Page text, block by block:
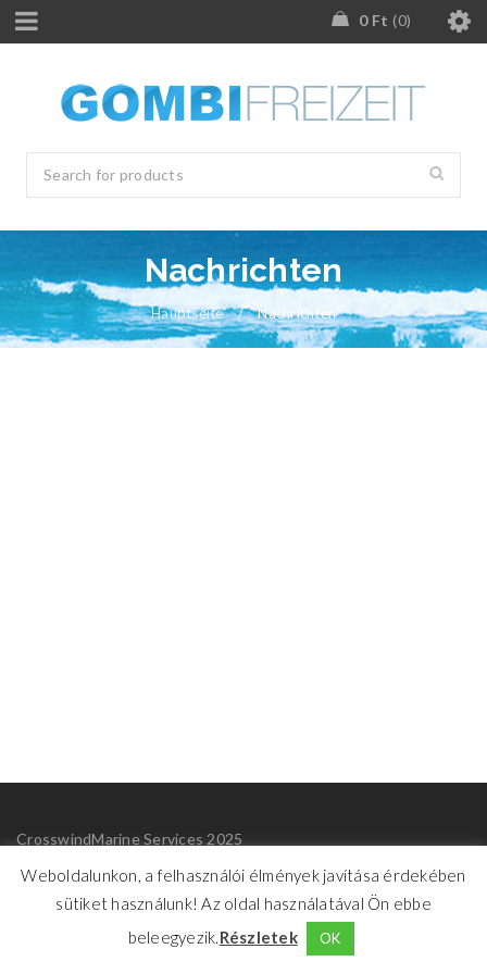
0 Ft 0
Nachrichten
Hauptseite / Nachrichten
CrosswindMarine Services 2025
Weboldalunkon, a felhasználói élmények javítása érdekében
sütiket használunk! Az oldal használatával Ön ebbe
beleegyezik.Részletek OK
Benachrichtigungen